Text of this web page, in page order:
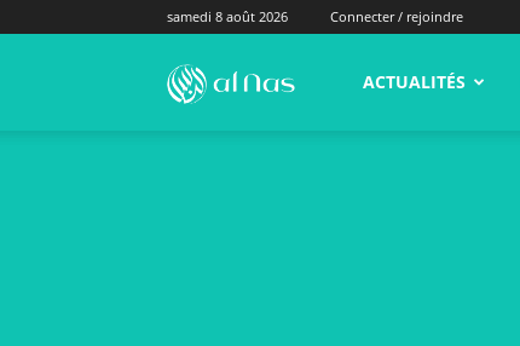
samedi 8 août 2026 Connecter / rejoindre
alNas.fr ACTUALITÉS